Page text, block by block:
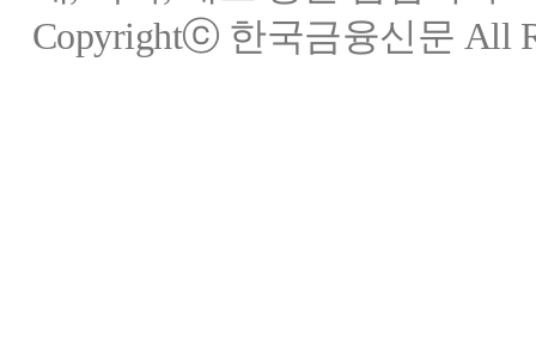
Copyrightⓒ 한국금융신문 All